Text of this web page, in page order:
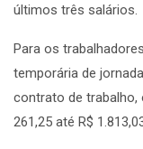
últimos três salários.
Para os
temporária de
contrato de trabalho,
261,25 até R$